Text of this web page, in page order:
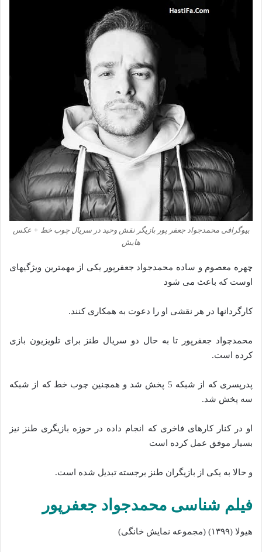
بیوگرافی محمدجواد جعفر پور بازیگر نقش وحید در سریال چوب خط + عکس
هایش
چهره معصوم و ساده محمدجواد جعفرپور یکی از مهمترین ویژگیهای
اوست که باعث می شود
کارگردانها در هر نقشی او را دعوت به همکاری کنند.
محمدچواد جعفرپور تا به حال دو سریال طنز برای تلویزیون بازی
کرده است.
پدرپسری که از شبکه 5 پخش شد و همچنین چوب خط که از شبکه
سه پخش شد.
او در کنار کارهای فاخری که انجام داده در حوزه بازیگری طنز نیز
بسیار موفق عمل کرده است
و حالا به یکی از بازیگران طنز برجسته تبدیل شده است.
فیلم شناسی محمدجواد جعفرپور
هیولا (۱۳۹۹) (مجموعه نمایش خانگی)